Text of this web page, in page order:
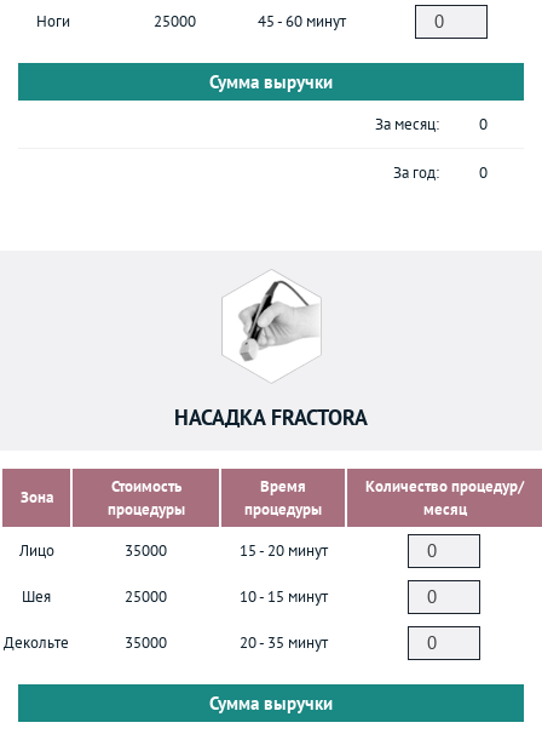
Ноги 25000 45 - 60 минут
Сумма выручки
За месяц: 0
За год: 0
НАСАДКА FRACTORA
Зона
Стоимость
процедуры
Время
процедуры
Количество процедур/
месяц
Лицо
35000 15 - 20 минут
Шея 25000 10 - 15 минут
Декольте 35000 20 - 35 минут
Сумма выручки